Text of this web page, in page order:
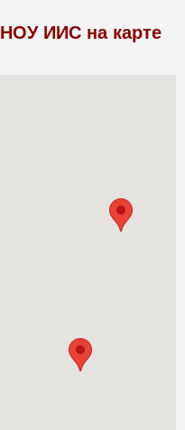
ИИС на карте